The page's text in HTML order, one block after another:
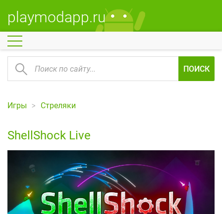
playmodapp.ru
ПОИСК
Игры Стреляки
ShellShock Live